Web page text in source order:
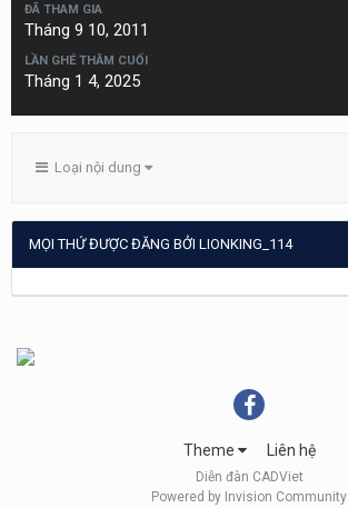
ĐÃ THAM GIA
Tháng 9 10, 2011
LẦN GHÉ THĂM CUỐI
Tháng 1 4, 2025
Loại nội dung
MỌI THỨ ĐƯỢC ĐĂNG BỞI LIONKING_114
Theme Liên hệ
Diễn đàn CADViet
Powered by Invision Community